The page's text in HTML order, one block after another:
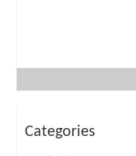
Categories